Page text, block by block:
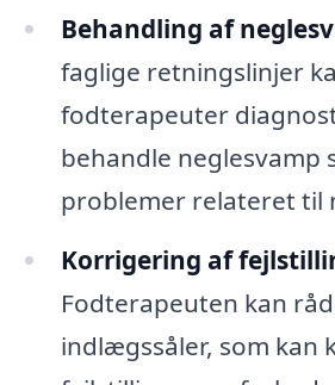
Behandling af
faglige retningslinjer
fodterapeuter
behandle neglesvamp
problemer relateret til
Korrigering af
Fodterapeuten kan
indlægssåler, som kan